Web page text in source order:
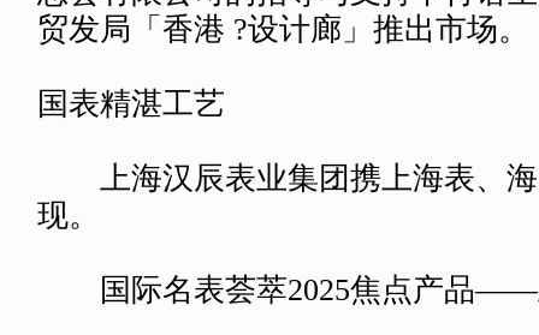
钟表设计比赛
为促进香港钟表设计交流及培养
量，香港贸发局与香港表厂商会有
表业联会有限公司再度联手，举办
钟表设计比赛。是次学生组设计主
己」，公开组主题为「难忘您」，
展上公布，而获奖作品亦会于钟表